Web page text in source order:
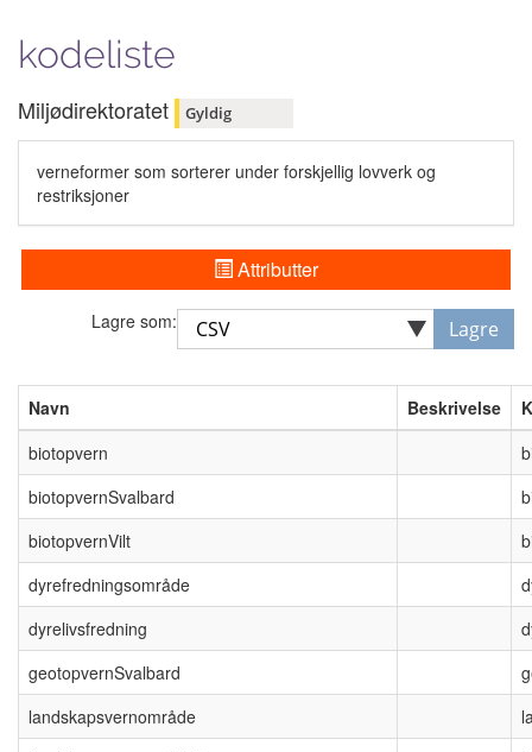
kodeliste
Miljødirektoratet Gyldig
verneformer som sorterer under forskjellig lovverk og
restriksjoner
Attributter
Lagre som: Lagre
Navn Beskrivelse
biotopvern
biotopvernSvalbard
biotopvernVilt
dyrefredningsområde
dyrelivsfredning
geotopvernSvalbard
landskapsvernområde